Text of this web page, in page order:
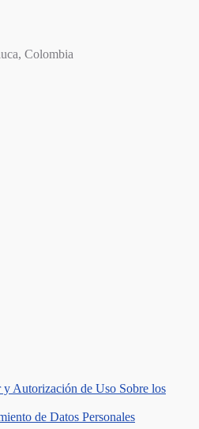
Colombia
Autorización de Uso Sobre los
de Datos Personales